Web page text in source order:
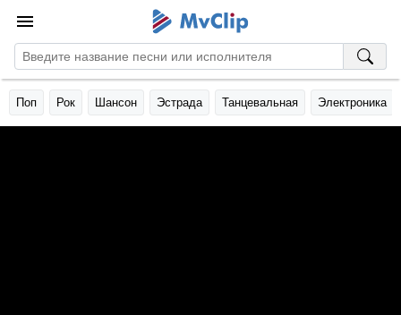
Поп Рок Шансон Эстрада Танцевальная Электроника